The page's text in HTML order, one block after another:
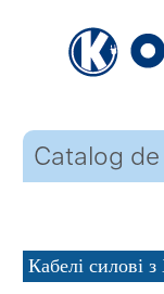
Catalog
Кабелі силові